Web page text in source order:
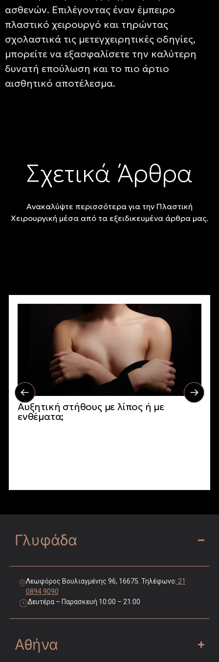
ασθενών. Επιλέγοντας έναν έμπειρο
πλαστικό χειρουργό και τηρώντας
σχολαστικά τις μετεγχειρητικές οδηγίες,
μπορείτε να εξασφαλίσετε την καλύτερη
δυνατή επούλωση και το πιο άρτιο
αισθητικό αποτέλεσμα.
Σχετικά Άρθρα
Ανακαλύψτε περισσότερα για την Πλαστική
Χειρουργική μέσα από τα εξειδικευμένα άρθρα μας.
Αυξητική στήθους με λίπος ή με
ενθέματα;
Γλυφάδα
Λεωφόρος Βουλιαγμένης 96, 16675. Τηλέφωνο: 21
0894 9090
Δευτέρα – Παρασκευή 10:00 – 21:00
Αθήνα